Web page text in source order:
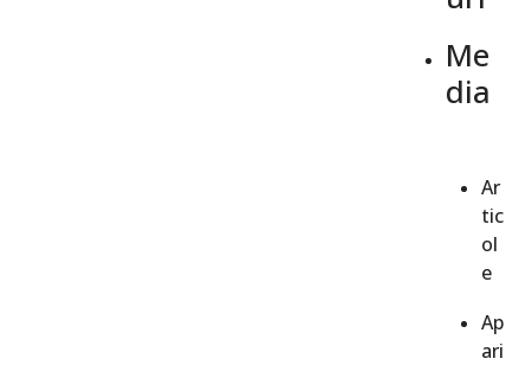
Me
dia
Ar
tic
ol
e
Ap
ari